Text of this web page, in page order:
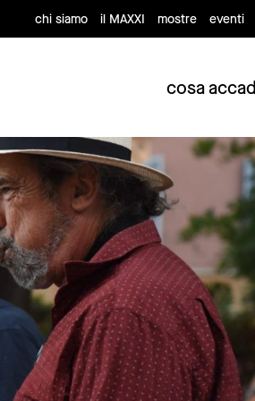
chi siamo il MAXXI mostre eventi
cosa